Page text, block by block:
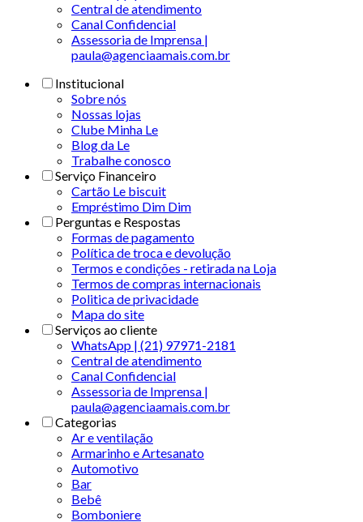
Central de atendimento
Canal Confidencial
Assessoria de Imprensa |
paula@agenciaamais.com.br
Institucional
Sobre nós
Nossas lojas
Clube Minha Le
Blog da Le
Trabalhe conosco
Serviço Financeiro
Cartão Le biscuit
Empréstimo Dim Dim
Perguntas e Respostas
Formas de pagamento
Política de troca e devolução
Termos e condições - retirada na Loja
Termos de compras internacionais
Politica de privacidade
Mapa do site
Serviços ao cliente
WhatsApp | (21) 97971-2181
Central de atendimento
Canal Confidencial
Assessoria de Imprensa |
paula@agenciaamais.com.br
Categorias
Ar e ventilação
Armarinho e Artesanato
Automotivo
Bar
Bebê
Bomboniere